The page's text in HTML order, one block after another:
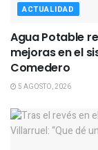
ACTUALIDAD
Agua Potable
mejoras en el
Comedero
5 AGOSTO, 2026